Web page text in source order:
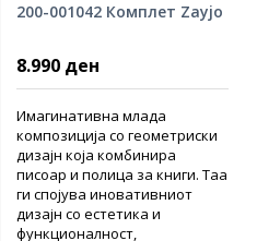
200-001042 Комплет Zayjo
8.990 ден
Имагинативна млада
композиција со геометриски
дизајн која комбинира
писоар и полица за книги. Таа
ги спојува иновативниот
дизајн со естетика и
функционалност,